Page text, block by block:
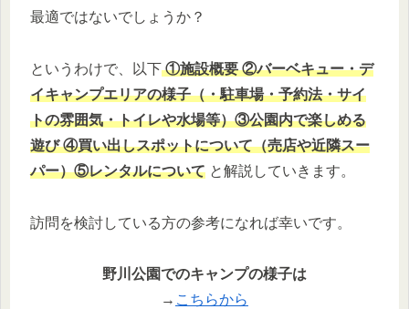
最適ではないでしょうか？
というわけで、以下①施設概要 ②バーベキュー・デ
イキャンプエリアの様子（・駐車場・予約法・サイ
トの雰囲気・トイレや水場等）③公園内で楽しめる
遊び ④買い出しスポットについて（売店や近隣スー
パー）⑤レンタルについて と解説していきます。
訪問を検討している方の参考になれば幸いです。
野川公園でのキャンプの様子は
→ こちらから